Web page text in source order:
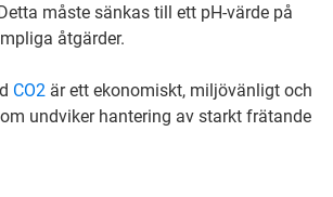
måste sänkas till ett pH-värde på
åtgärder.
CO2 är ett ekonomiskt, miljövänligt och
undviker hantering av starkt frätande